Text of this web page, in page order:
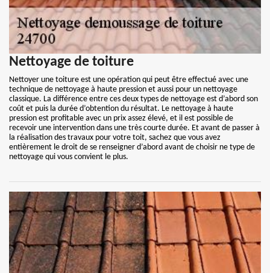
Nettoyage de toiture
Nettoyer une toiture est une opération qui peut être effectué avec une
technique de nettoyage à haute pression et aussi pour un nettoyage
classique. La différence entre ces deux types de nettoyage est d’abord son
coût et puis la durée d’obtention du résultat. Le nettoyage à haute
pression est profitable avec un prix assez élevé, et il est possible de
recevoir une intervention dans une très courte durée. Et avant de passer à
la réalisation des travaux pour votre toit, sachez que vous avez
entièrement le droit de se renseigner d’abord avant de choisir ne type de
nettoyage qui vous convient le plus.